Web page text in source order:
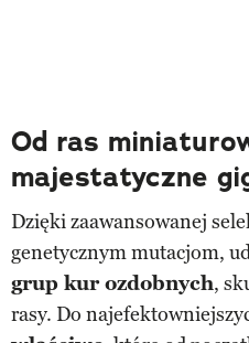
Od ras
majestatyczne
Dzięki zaawansowanej
genetycznym mutacjom,
grup kur ozdobnych,
rasy. Do